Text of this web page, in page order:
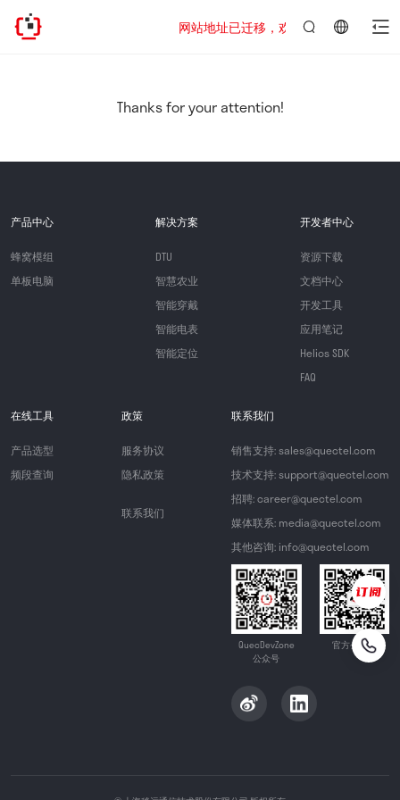
网站地址已迁移，欢迎访问新址：
Thanks for your attention!
产品中心
蜂窝模组
单板电脑
解决方案
DTU
智慧农业
智能穿戴
智能电表
智能定位
开发者中心
资源下载
文档中心
开发工具
应用笔记
Helios SDK
FAQ
在线工具
产品选型
频段查询
政策
服务协议
隐私政策
联系我们
联系我们
销售支持: sales@quectel.com
技术支持: support@quectel.com
招聘: career@quectel.com
媒体联系: media@quectel.com
其他咨询: info@quectel.com
QuecDevZone
公众号
官方公众号